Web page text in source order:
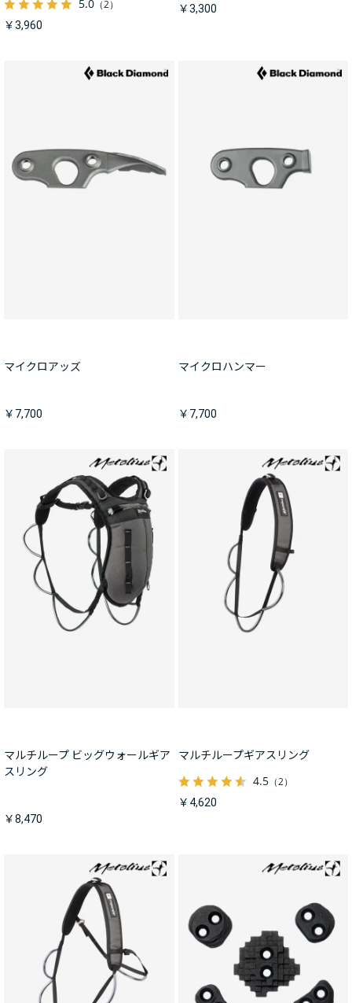
5.0 （2）
￥3,960
￥3,300
マイクロアッズ
￥7,700
マイクロハンマー
￥7,700
マルチループ ビッグウォールギア
スリング
￥8,470
マルチループギアスリング
4.5（2）
￥4,620